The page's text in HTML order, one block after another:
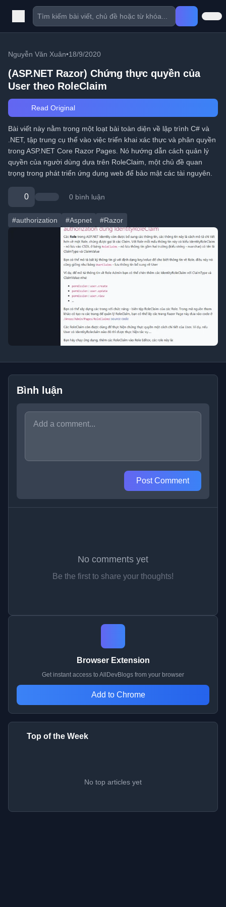
Nguyễn Văn Xuân•18/9/2020
(ASP.NET Razor) Chứng thực quyền của
User theo RoleClaim
Read Original
Bài viết này nằm trong một loạt bài toàn diện về lập trình C# và
.NET, tập trung cụ thể vào việc triển khai xác thực và phân quyền
trong ASP.NET Core Razor Pages. Nó hướng dẫn cách quản lý
quyền của người dùng dựa trên RoleClaim, một chủ đề quan
trọng trong phát triển ứng dụng web để bảo mật các tài nguyên.
0 0 bình luận
#authorization #Aspnet #Razor
Bình luận
Post Comment
No comments yet
Be the first to share your thoughts!
Browser Extension
Get instant access to AllDevBlogs from your browser
Add to Chrome
Top of the Week
No top articles yet